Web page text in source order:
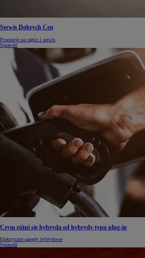
Serwis Dobrych Cen
Promocje na części i serwis
Sprawdź
Czym różni się hybryda od hybrydy typu plug-in
Elektryczne napędy hybrydowe
Sprawdź